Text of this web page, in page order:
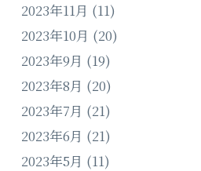
2023年11月 (11)
2023年10月 (20)
2023年9月 (19)
2023年8月 (20)
2023年7月 (21)
2023年6月 (21)
2023年5月 (11)